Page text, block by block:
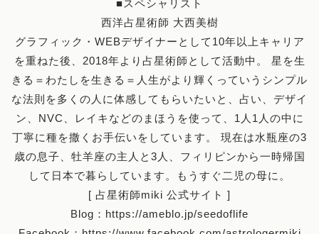
■スペシャリスト
西洋占星術師 大西美樹
グラフィック・WEBデザイナーとして10年以上キャリア
を重ねた後、2018年より占星術師として活動中。 星を生
きる＝わたしを生きる＝人生がより輝くっていうシンプル
な法則を多くの人に体感してもらいたいと、占い、デザイ
ン、NVC、レイキなどのまほうを使って、1人1人の中に
丁寧に種を撒くお手伝いをしています。 現在は水瓶座の3
歳の息子、牡羊座の主人と3人、フィリピンから一時帰国
して日本で暮らしています。もうすぐ二児の母に。
[ 占星術師miki 公式サイト ]
Blog： https://ameblo.jp/seedoflife